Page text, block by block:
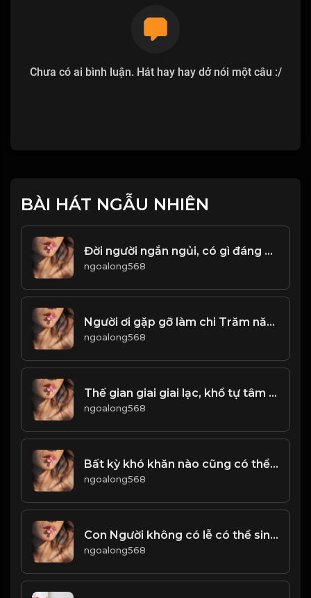
Chưa có ai bình luận. Hát hay hay dở nói một câu :/
BÀI HÁT NGẪU NHIÊN
Đời người ngắn ngủi, có gì đáng để tranh đâu! & Đạo
ngoalong568
Người ơi gặp gỡ làm chi Trăm năm biết có duyên gì hay không! & Đạo
ngoalong568
Thế gian giai giai lạc, khổ tự tâm sinh! Đạo
ngoalong568
Bất kỳ khó khăn nào cũng có thể vượt qua, khi ta không ngừng cố gắng! & Đạo
ngoalong568
Con Người không có lễ có thể sinh tồn, hành động không có lễ có thể thành, quốc gia không có lễ có thể yên ổn! Đạo
ngoalong568